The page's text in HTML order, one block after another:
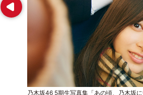
Prev
乃木坂46 5期生写真集「あの頃、乃木坂